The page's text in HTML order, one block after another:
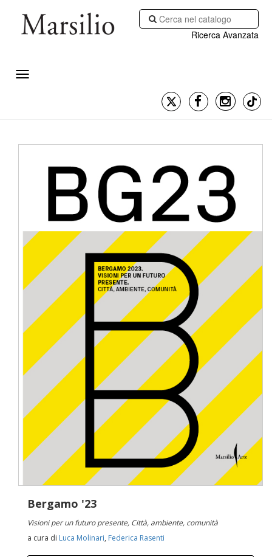
Ricerca Avanzata
Bergamo '23
Visioni per un futuro presente, Città, ambiente, comunità
a cura di Luca Molinari, Federica Rasenti